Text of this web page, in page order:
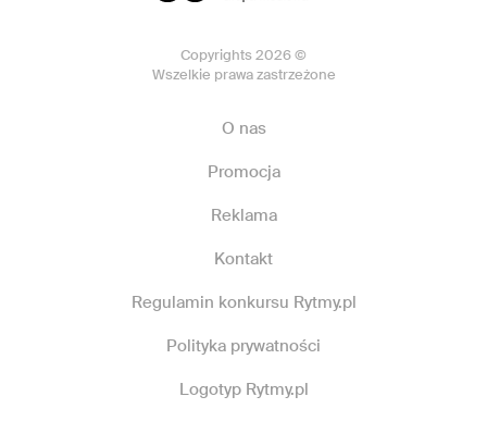
Copyrights 2026 ©
Wszelkie prawa zastrzeżone
O nas
Promocja
Reklama
Kontakt
Regulamin konkursu Rytmy.pl
Polityka prywatności
Logotyp Rytmy.pl